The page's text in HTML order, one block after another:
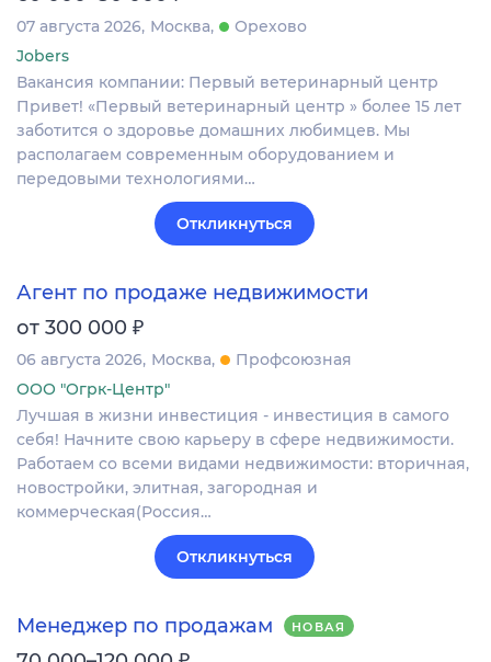
07 августа 2026 Москва
Орехово
Jobers
Вакансия компании: Первый ветеринарный центр
Привет! «Первый ветеринарный центр » более 15 лет
заботится о здоровье домашних любимцев. Мы
располагаем современным оборудованием и
передовыми технологиями…
Откликнуться
Агент по продаже недвижимости
от 300 000 ₽
06 августа 2026 Москва
Профсоюзная
ООО "Огрк-Центр"
Лучшая в жизни инвестиция - инвестиция в самого
себя! Начните свою карьеру в сфере недвижимости.
Работаем со всеми видами недвижимости: вторичная,
новостройки, элитная, загородная и
коммерческая(Россия…
Откликнуться
Менеджер по продажам НОВАЯ